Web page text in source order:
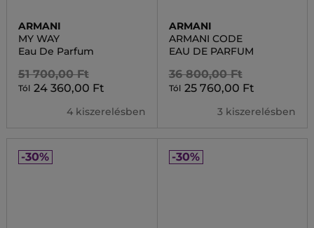
ARMANI
MY WAY
Eau De Parfum
51 700,00 Ft
Tól 24 360,00 Ft
4 kiszerelésben
ARMANI
ARMANI CODE
EAU DE PARFUM
36 800,00 Ft
Tól 25 760,00 Ft
3 kiszerelésben
-30% -30%